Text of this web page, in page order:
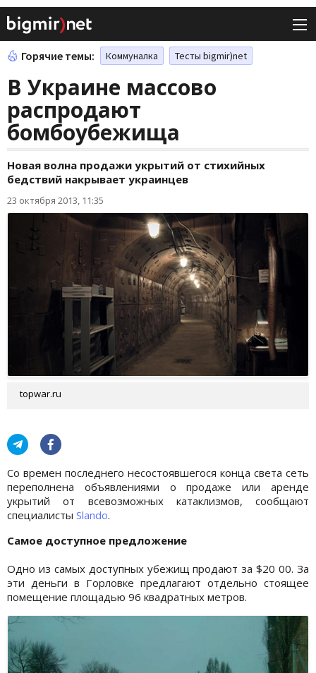
Горячие темы: Коммуналка Тесты bigmir)net
В Украине массово
распродают
бомбоубежища
Новая волна продажи укрытий от стихийных
бедствий накрывает украинцев
23 октября 2013, 11:35
topwar.ru
Со времен последнего несостоявшегося конца света сеть
переполнена объявлениями о продаже или аренде
укрытий от всевозможных катаклизмов, сообщают
специалисты Slando.
Самое доступное предложение
Одно из самых доступных убежищ продают за $20 00. За
эти деньги в Горловке предлагают отдельно стоящее
помещение площадью 96 квадратных метров.